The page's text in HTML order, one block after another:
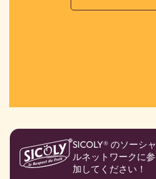
SICOLY® のソーシャ
ルネットワークに参
加してください！